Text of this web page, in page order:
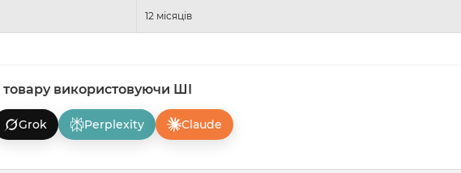
12 місяців
використовуючи ШІ
Grok Perplexity Claude